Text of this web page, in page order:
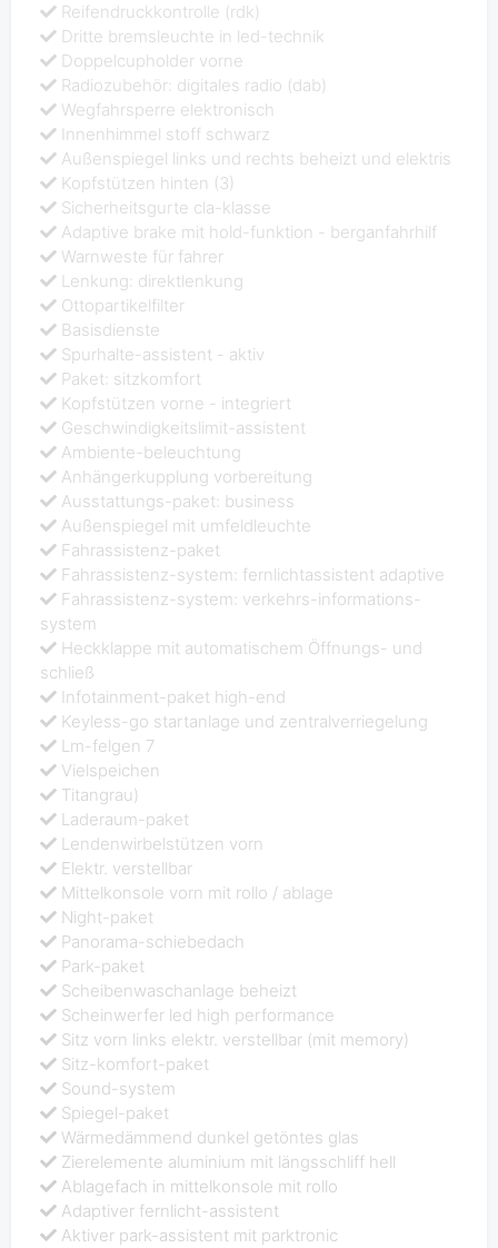
Reifendruckkontrolle (rdk)
Dritte bremsleuchte in led-technik
Doppelcupholder vorne
Radiozubehör: digitales radio (dab)
Wegfahrsperre elektronisch
Innenhimmel stoff schwarz
Außenspiegel links und rechts beheizt und elektris
Kopfstützen hinten (3)
Sicherheitsgurte cla-klasse
Adaptive brake mit hold-funktion - berganfahrhilf
Warnweste für fahrer
Lenkung: direktlenkung
Ottopartikelfilter
Basisdienste
Spurhalte-assistent - aktiv
Paket: sitzkomfort
Kopfstützen vorne - integriert
Geschwindigkeitslimit-assistent
Ambiente-beleuchtung
Anhängerkupplung vorbereitung
Ausstattungs-paket: business
Außenspiegel mit umfeldleuchte
Fahrassistenz-paket
Fahrassistenz-system: fernlichtassistent adaptive
Fahrassistenz-system: verkehrs-informations-
system
Heckklappe mit automatischem Öffnungs- und
schließ
Infotainment-paket high-end
Keyless-go startanlage und zentralverriegelung
Lm-felgen 7
Vielspeichen
Titangrau)
Laderaum-paket
Lendenwirbelstützen vorn
Elektr. verstellbar
Mittelkonsole vorn mit rollo / ablage
Night-paket
Panorama-schiebedach
Park-paket
Scheibenwaschanlage beheizt
Scheinwerfer led high performance
Sitz vorn links elektr. verstellbar (mit memory)
Sitz-komfort-paket
Sound-system
Spiegel-paket
Wärmedämmend dunkel getöntes glas
Zierelemente aluminium mit längsschliff hell
Ablagefach in mittelkonsole mit rollo
Adaptiver fernlicht-assistent
Aktiver park-assistent mit parktronic